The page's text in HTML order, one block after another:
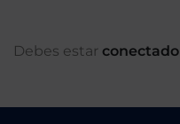
Debes estar conectado